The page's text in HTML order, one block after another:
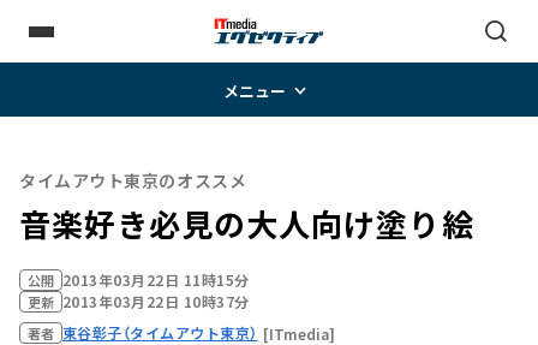
メニュー
タイムアウト東京のオススメ
音楽好き必見の大人向け塗り絵
公開 2013年03月22日 11時15分
更新 2013年03月22日 10時37分
著者 東谷彰子（タイムアウト東京） [ITmedia]